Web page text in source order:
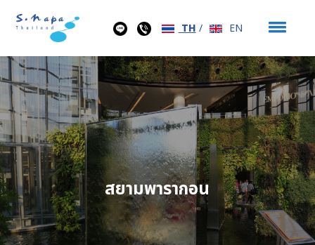
TH / EN
สยามพารากอน